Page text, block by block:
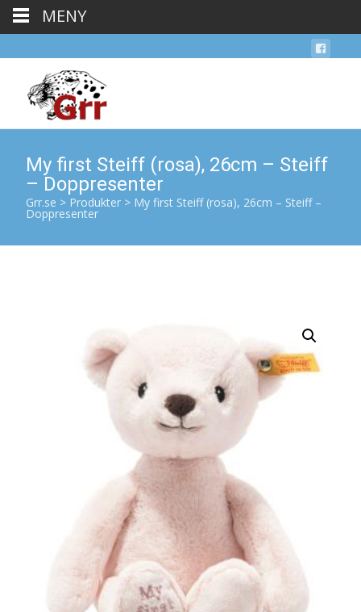
My first Steiff (rosa), 26cm – Steiff
– Doppresenter
Grr.se > Produkter > My first Steiff (rosa), 26cm – Steiff –
Doppresenter
MENY